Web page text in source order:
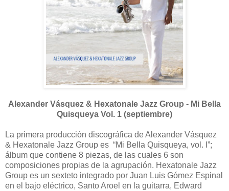
Alexander Vásquez & Hexatonale Jazz Group - Mi Bella
Quisqueya Vol. 1 (septiembre)
La primera producción discográfica de Alexander Vásquez
& Hexatonale Jazz Group es “Mi Bella Quisqueya, vol. I”;
álbum que contiene 8 piezas, de las cuales 6 son
composiciones propias de la agrupación. Hexatonale Jazz
Group es un sexteto integrado por Juan Luis Gómez Espinal
en el bajo eléctrico, Santo Aroel en la guitarra, Edward